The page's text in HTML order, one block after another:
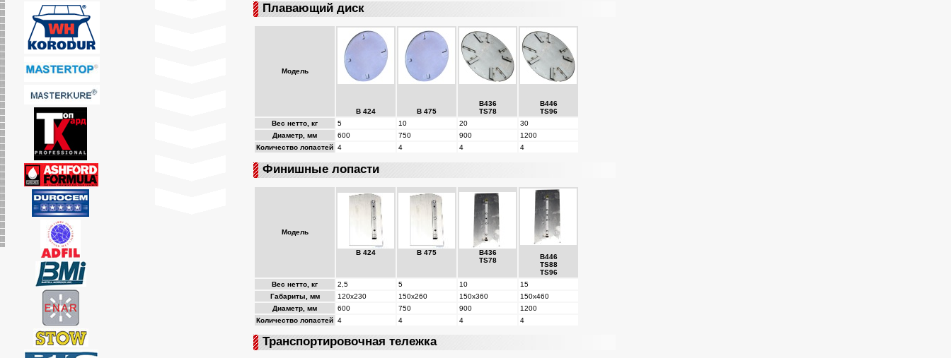
Плавающий диск
Модель
B 424 B 475
В436
TS78
В446
TS96
Вес нетто, кг
5 10 20
30
Диаметр, мм
600 750 900
1200
Количество лопастей 4 4 4 4
Финишные лопасти
Модель
B 424 B 475
В436
TS78
В446
TS88
TS96
Вес нетто, кг
2,5 5 10
15
Габариты, мм
120х230 150х260 150х360
150х460
Диаметр, мм
600 750 900
1200
Количество лопастей 4 4 4 4
Транспортировочная тележка